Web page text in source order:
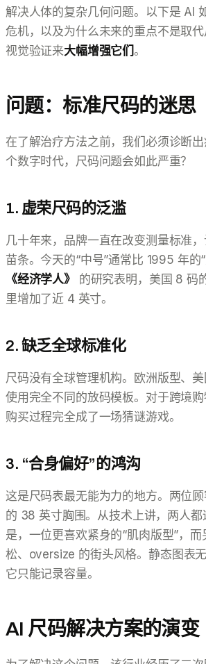
解决人体的复杂几何问题。以下是 AI
危机，以及为什么未来的重点不是取
视觉验证来大幅增强它们。
问题：标准尺码的迷思
在了解治疗方法之前，我们必须诊断
个数字时代，尺码问题会如此严重？
1. 虚荣尺码的泛滥
几十年来，品牌一直在改变测量标准
苗条。今天的“中号”通常比 1995 年的
《经济学人》
的研究表明，美国 8 码
里增加了近 4 英寸。
2. 缺乏全球标准化
尺码没有全球管理机构。欧洲版型、
使用完全不同的放码模板。对于跨境
购买过程完全成了一场猜谜游戏。
3. “合身偏好”的鸿沟
这是尺码表最无能为力的地方。两位
的 38 英寸胸围。从技术上讲，两人都
是，一位更喜欢紧身的“肌肉版型”，
松、oversize 的街头风格。静态图表无
它只能记录容量。
AI 尺码解决方案的演变